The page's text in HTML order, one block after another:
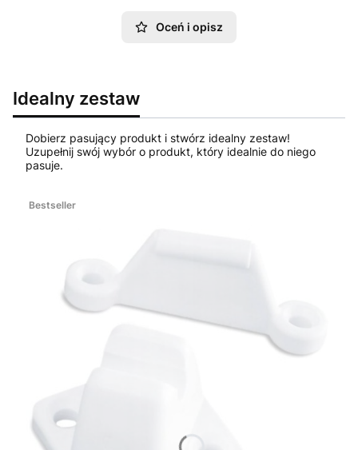
Oceń i opisz
Idealny zestaw
Dobierz pasujący produkt i stwórz idealny zestaw!
Uzupełnij swój wybór o produkt, który idealnie do niego
pasuje.
Bestseller